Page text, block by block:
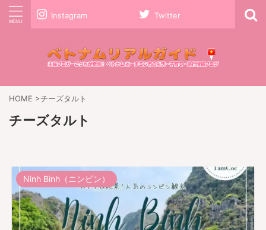
Instagram Twitter
HOME >チーズタルト
チーズタルト
Ninh Binh（ニンビン）